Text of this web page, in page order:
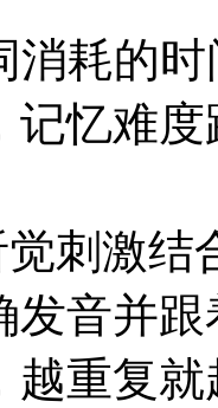
消耗的
记忆难
刺激结
发音并
越重复